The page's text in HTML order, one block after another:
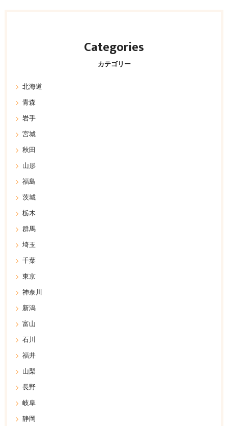
カテゴリー
Categories
北海道
青森
岩手
宮城
秋田
山形
福島
茨城
栃木
群馬
埼玉
千葉
東京
神奈川
新潟
富山
石川
福井
山梨
長野
岐阜
静岡